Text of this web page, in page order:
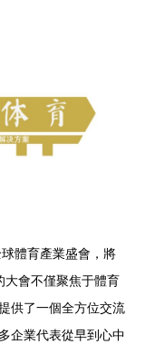
體育產業盛會，將
大會不僅聚焦于體育
供了一個全方位交流
企業代表從早到心中